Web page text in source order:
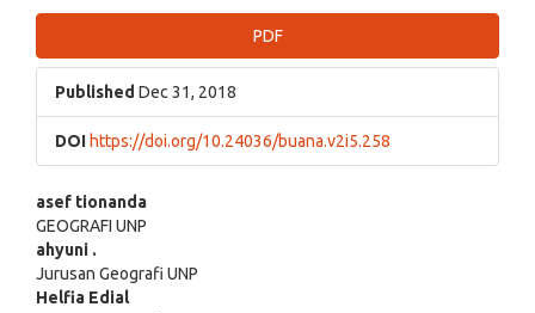
Sidebar
PDF
Published Dec 31, 2018
DOI https://doi.org/10.24036/buana.v2i5.258
Main
Article
Content
asef tionanda
GEOGRAFI UNP
ahyuni .
Jurusan Geografi UNP
Helfia Edial